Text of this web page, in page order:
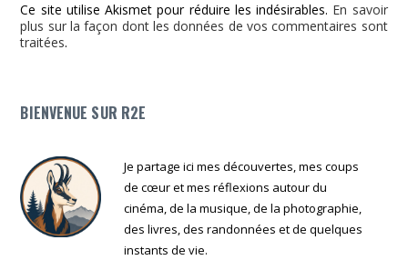
Ce site utilise Akismet pour réduire les indésirables. En savoir
plus sur la façon dont les données de vos commentaires sont
traitées.
BIENVENUE SUR R2E
Je partage ici mes découvertes, mes coups
de cœur et mes réflexions autour du
cinéma, de la musique, de la photographie,
des livres, des randonnées et de quelques
instants de vie.